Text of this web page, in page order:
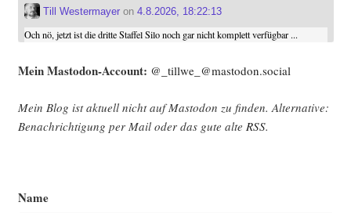
Till Westermayeron 4.8.2026, 18:22:13
Och nö, jetzt ist die dritte Staffel Silo noch gar nicht komplett verfügbar ...
Mein Mast­o­don-Account: @_tillwe_@mastodon.social
Mein Blog ist aktu­ell nicht auf Mast­o­don zu fin­den. Alter­na­ti­ve:
Benach­rich­ti­gung per Mail oder das gute alte RSS.
Name